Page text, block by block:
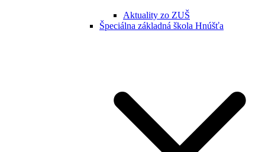
Aktuality zo ZUŠ
Špeciálna základná škola Hnúšťa